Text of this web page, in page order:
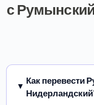
с
Как перевести